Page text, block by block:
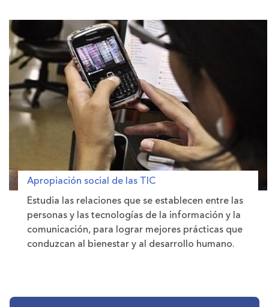
Apropiación social de las TIC
Estudia las relaciones que se establecen entre las
personas y las tecnologías de la información y la
comunicación, para lograr mejores prácticas que
conduzcan al bienestar y al desarrollo humano.